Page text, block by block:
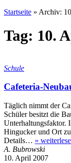
Startseite » Archiv:
Tag: 10.
Schule
Cafeteria-
Täglich nimmt der
Schüler besitzt die
Unterhaltungsfaktor.
Hingucker und Ort
Details… »
A. Bubrowski
10. April 2007